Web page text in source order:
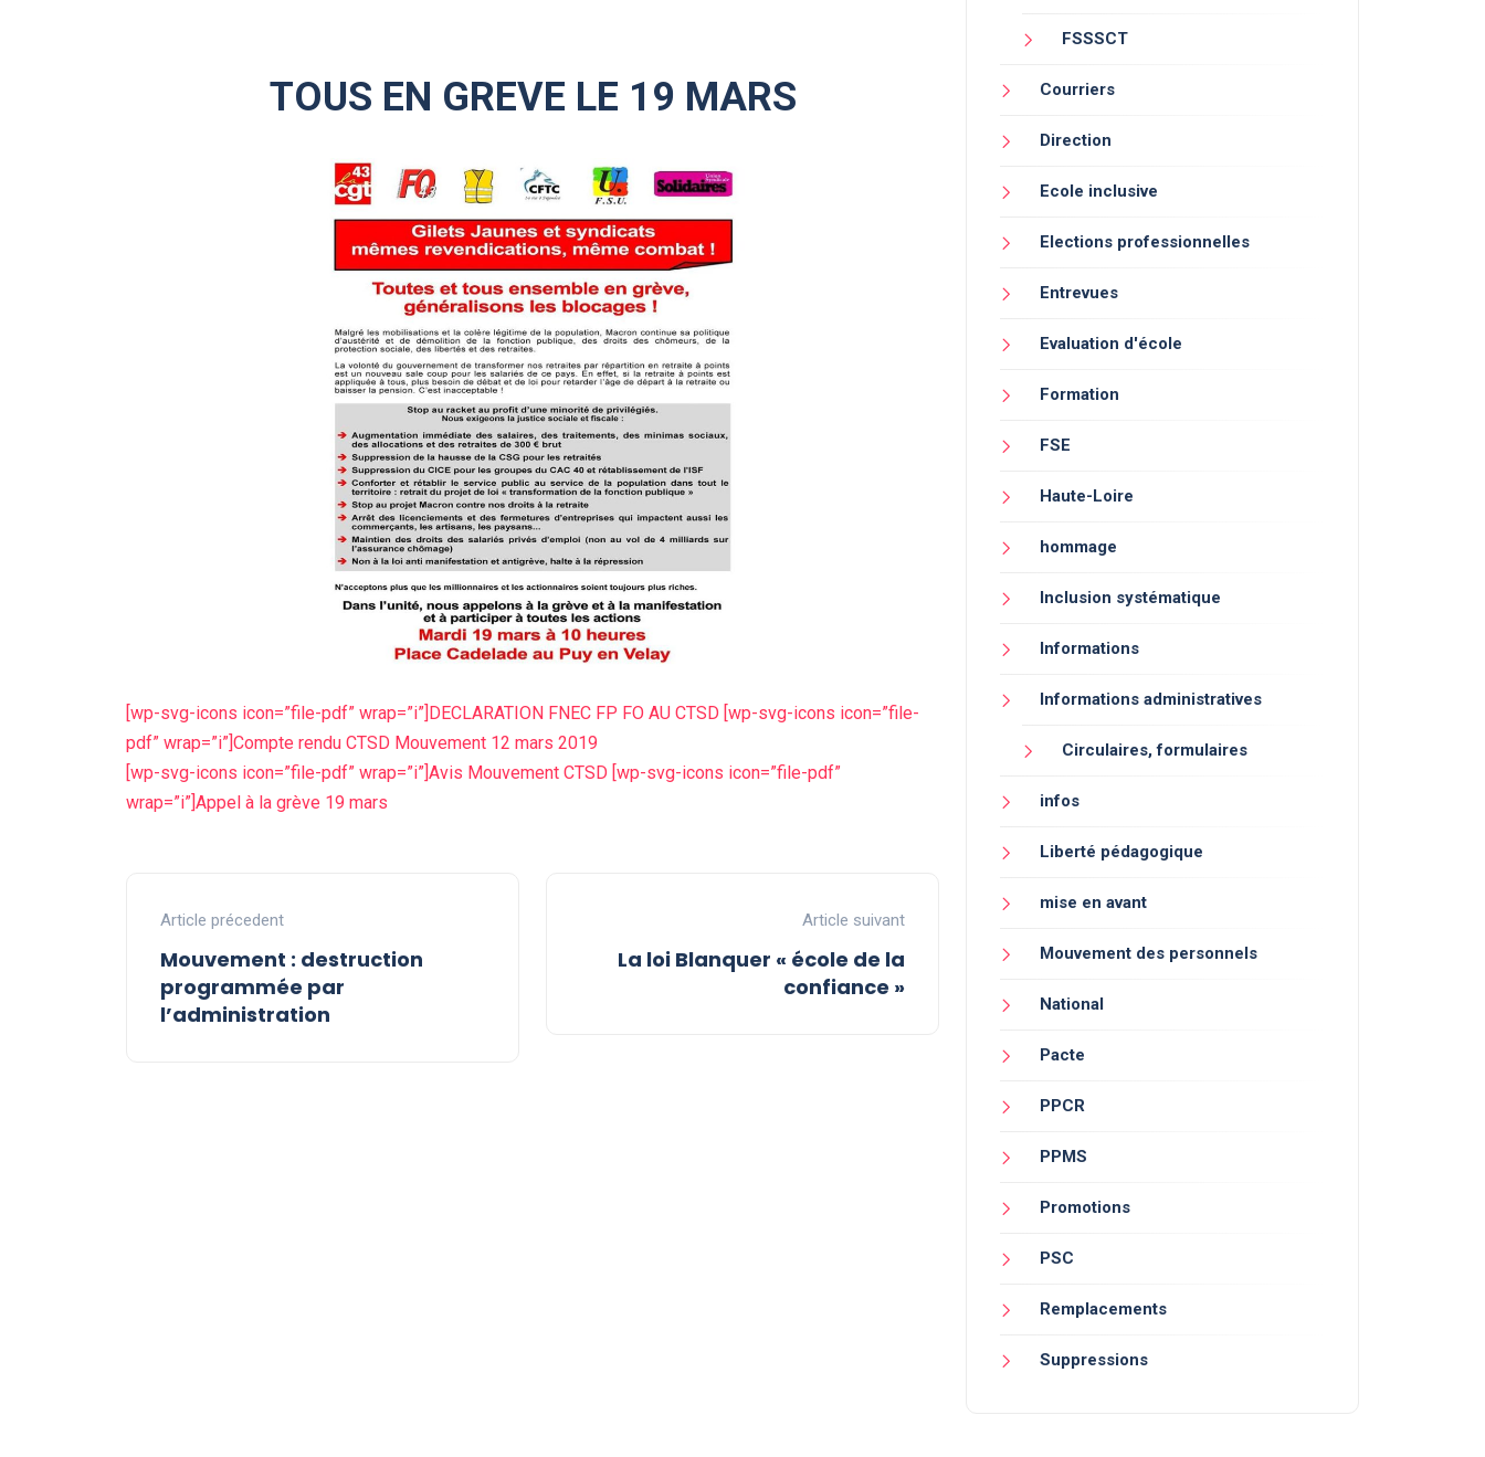
TOUS EN GREVE LE 19 MARS
[wp-svg-icons icon=”file-pdf” wrap=”i”]DECLARATION FNEC FP FO AU CTSD [wp-svg-icons icon=”file-
pdf” wrap=”i”]Compte rendu CTSD Mouvement 12 mars 2019
[wp-svg-icons icon=”file-pdf” wrap=”i”]Avis Mouvement CTSD [wp-svg-icons icon=”file-pdf”
wrap=”i”]Appel à la grève 19 mars
Article précedent
Mouvement : destruction
programmée par
l’administration
Article suivant
La loi Blanquer « école de la
confiance »
FSSSCT
Courriers
Direction
Ecole inclusive
Elections professionnelles
Entrevues
Evaluation d'école
Formation
FSE
Haute-Loire
hommage
Inclusion systématique
Informations
Informations administratives
Circulaires, formulaires
infos
Liberté pédagogique
mise en avant
Mouvement des personnels
National
Pacte
PPCR
PPMS
Promotions
PSC
Remplacements
Suppressions